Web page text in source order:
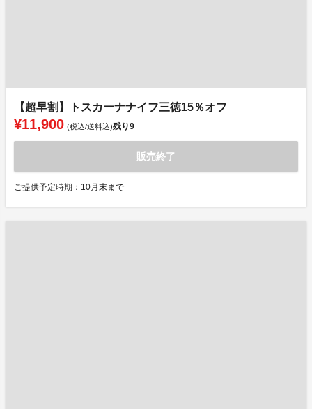
【超早割】トスカーナナイフ三徳15％オフ
¥11,900 (税込/送料込)残り9
販売終了
ご提供予定時期：10月末まで